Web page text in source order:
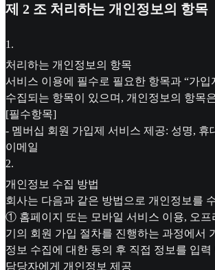
제 2 조 처리하는 개인정보의 항목
1 .
처리하는 개인정보의 항목
서비스 이용에 필수로 필요한 항목과 “가입
수집되는 항목이 있으며, 개인정보의 항목
[필수항목]
- 멤버십 회원 가입제 서비스 제공: 성명, 휴
이메일
2.
개인정보 수집 방법
회사는 다음과 같은 방법으로 개인정보를
① 홈페이지 또는 모바일 서비스 이용, 오프
기의 회원 가입 절차를 진행하는 과정에서
정보 수집에 대한 동의 후 직접 정보를 입
담당자에게 개인정보 제공